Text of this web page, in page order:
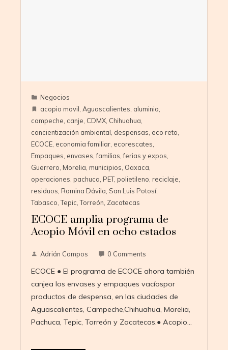
Negocios
acopio movil Aguascalientes aluminio
campeche canje CDMX Chihuahua
concientización ambiental despensas eco reto
ECOCE economia familiar ecorescates
Empaques envases ,familias ,ferias y expos
Guerrero Morelia municipios Oaxaca
operaciones pachuca PET, polietileno reciclaje
residuos Romina Dávila San Luis Potosí,
Tabasco ,Tepic ,Torreón Zacatecas
ECOCE amplia programa de
Acopio Móvil en ocho estados
Adrián Campos 0 Comments
ECOCE ● El programa de ECOCE ahora también
canjea los envases y empaques vacíospor
productos de despensa, en las ciudades de
Aguascalientes, Campeche,Chihuahua, Morelia,
Pachuca, Tepic, Torreón y Zacatecas.● Acopio…